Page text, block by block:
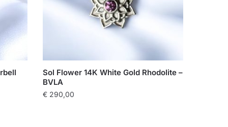
Sol Flower 14K White Gold Rhodolite –
BVLA
€ 290,00